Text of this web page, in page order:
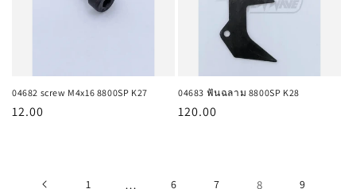
04682 screw M4x16 8800SP K27
ราคา
12.00
04683 ฟันฉลาม 8800SP K28
ราคา
120.00
1 … 6 7 8 9